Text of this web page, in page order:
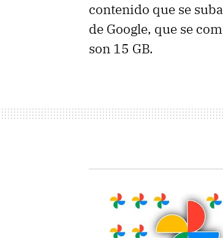
contenido que se
de Google, que se
son 15 GB.